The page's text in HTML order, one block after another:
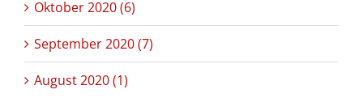
Oktober 2020 (6)
September 2020 (7)
August 2020 (1)